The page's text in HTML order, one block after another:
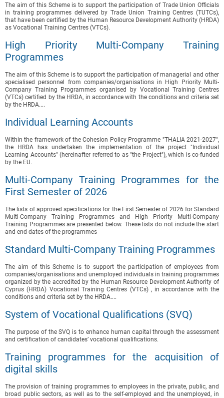
The aim of this Scheme is to support the participation of Trade Union Officials
in training programmes delivered by Trade Union Training Centres (TUTCs),
that have been certified by the Human Resource Development Authority (HRDA)
as Vocational Training Centres (VTCs).
High Priority Multi-Company Training
Programmes
The aim of this Scheme is to support the participation of managerial and other
specialised personnel from companies/organisations in High Priority Multi-
Company Training Programmes organised by Vocational Training Centres
(VTCs) certified by the HRDA, in accordance with the conditions and criteria set
by the HRDA....
Individual Learning Accounts
Within the framework of the Cohesion Policy Programme "THALIA 2021-2027",
the HRDA has undertaken the implementation of the project "Individual
Learning Accounts" (hereinafter referred to as "the Project"), which is co-funded
by the EU.
Multi-Company Training Programmes for the
First Semester of 2026
The lists of approved specifications for the First Semester of 2026 for Standard
Multi-Company Training Programmes and High Priority Multi-Company
Training Programmes are presented below. These lists do not include the start
and end dates of the programmes
Standard Multi-Company Training Programmes
The aim of this Scheme is to support the participation of employees from
companies/organisations and unemployed individuals in training programmes
organized by the accredited by the Human Resource Development Authority of
Cyprus (HRDA) Vocational Training Centres (VTCs) , in accordance with the
conditions and criteria set by the HRDA....
System of Vocational Qualifications (SVQ)
The purpose of the SVQ is to enhance human capital through the assessment
and certification of candidates’ vocational qualifications.
Training programmes for the acquisition of
digital skills
The provision of training programmes to employees in the private, public, and
broad public sectors, as well as to the self-employed and the unemployed, in